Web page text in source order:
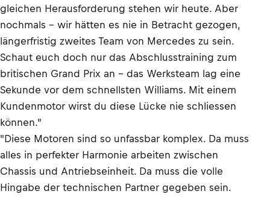
gleichen Herausforderung stehen wir heute. Aber
nochmals – wir hätten es nie in Betracht gezogen,
längerfristig zweites Team von Mercedes zu sein.
Schaut euch doch nur das Abschlusstraining zum
britischen Grand Prix an – das Werksteam lag eine
Sekunde vor dem schnellsten Williams. Mit einem
Kundenmotor wirst du diese Lücke nie schliessen
können."
"Diese Motoren sind so unfassbar komplex. Da muss
alles in perfekter Harmonie arbeiten zwischen
Chassis und Antriebseinheit. Da muss die volle
Hingabe der technischen Partner gegeben sein.